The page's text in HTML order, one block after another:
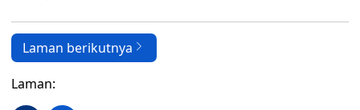
Laman berikutnya
Laman: